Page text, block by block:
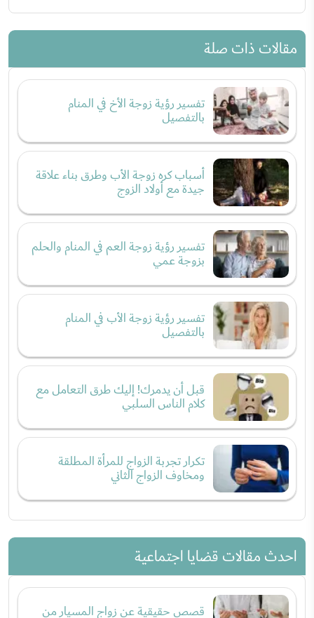
مقالات ذات صلة
تفسير رؤية زوجة الأخ في المنام
بالتفصيل
أسباب كره زوجة الأب وطرق بناء علاقة
جيدة مع أولاد الزوج
تفسير رؤية زوجة العم في المنام والحلم
بزوجة عمي
تفسير رؤية زوجة الأب في المنام
بالتفصيل
قبل أن يدمرك! إليك طرق التعامل مع
كلام الناس السلبي
تكرار تجربة الزواج للمرأة المطلقة
ومخاوف الزواج الثاني
احدث مقالات قضايا اجتماعية
قصص حقيقية عن زواج المسيار من